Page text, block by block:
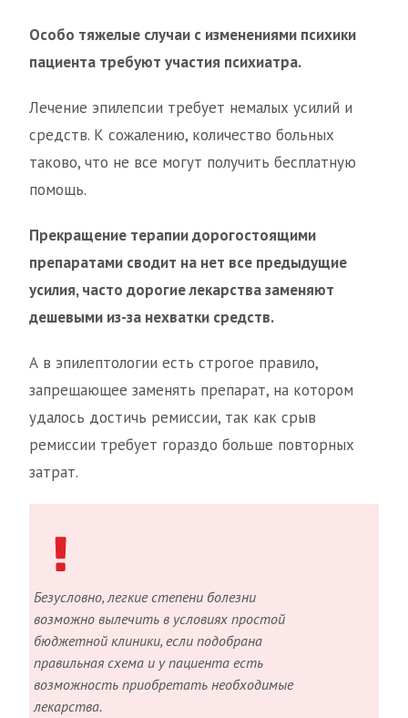
Особо тяжелые случаи с изменениями психики
пациента требуют участия психиатра.
Лечение эпилепсии требует немалых усилий и
средств. К сожалению, количество больных
таково, что не все могут получить бесплатную
помощь.
Прекращение терапии дорогостоящими
препаратами сводит на нет все предыдущие
усилия, часто дорогие лекарства заменяют
дешевыми из-за нехватки средств.
А в эпилептологии есть строгое правило,
запрещающее заменять препарат, на котором
удалось достичь ремиссии, так как срыв
ремиссии требует гораздо больше повторных
затрат.
Безусловно, легкие степени болезни
возможно вылечить в условиях простой
бюджетной клиники, если подобрана
правильная схема и у пациента есть
возможность приобретать необходимые
лекарства.